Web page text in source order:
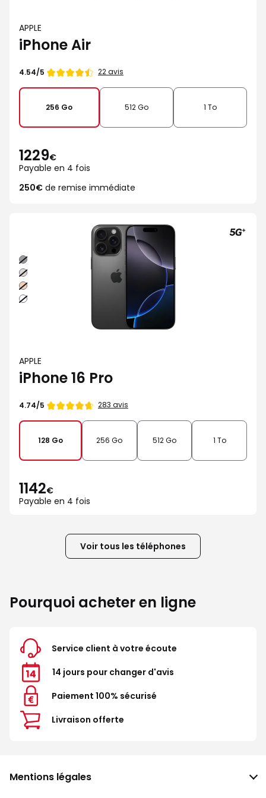
APPLE
iPhone Air
Note
4.54/5 22 avis
256 Go 512 Go 1 To
1229€
Payable en 4 fois
250€ de remise immédiate
Noir
Naturel
Sable
Blanc
APPLE
iPhone 16 Pro
Note
4.74/5 283 avis
128 Go 256 Go 512 Go 1 To
1142€
Payable en 4 fois
Voir tous les téléphones
Pourquoi acheter en ligne
Service client à votre écoute
14 jours pour changer d'avis
Paiement 100% sécurisé
Livraison offerte
Mentions légales